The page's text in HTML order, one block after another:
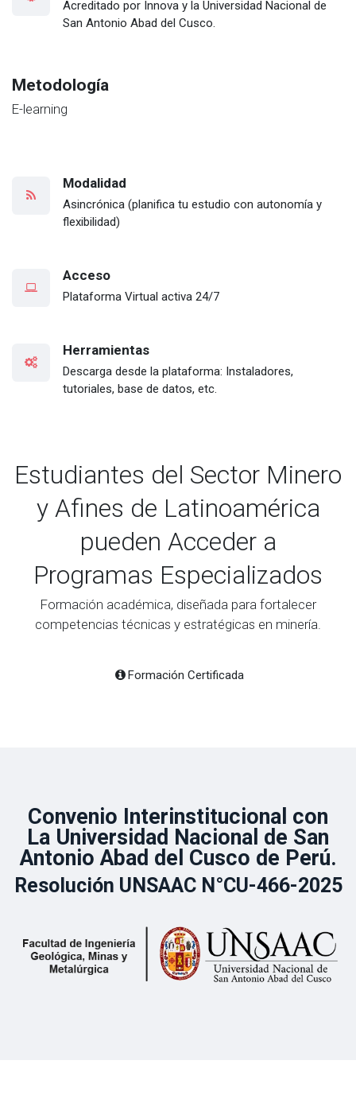
Acreditado por Innova y la Universidad Nacional de
San Antonio Abad del Cusco.
Metodología
E-learning
Modalidad
Asincrónica (planifica tu estudio con autonomía y
flexibilidad)
Acceso
Plataforma Virtual activa 24/7
Herramientas
Descarga desde la plataforma: Instaladores,
tutoriales, base de datos, etc.
Estudiantes del Sector Minero
y Afines de Latinoamérica
pueden Acceder a
Programas Especializados
Formación académica, diseñada para fortalecer
competencias técnicas y estratégicas en minería.
Formación Certificada
Convenio Interinstitucional con
La Universidad Nacional de San
Antonio Abad del Cusco de Perú.
Resolución UNSAAC N°CU-466-2025